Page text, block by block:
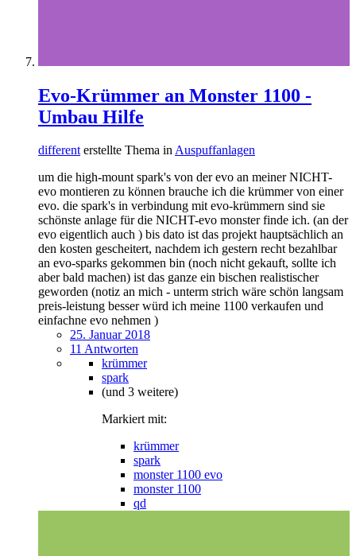
Evo-Krümmer an Monster 1100 -
Umbau Hilfe
differenterstellte Thema inAuspuffanlagen
um die high-mount spark's von der evo an meiner NICHT-
evo montieren zu können brauche ich die krümmer von einer
evo. die spark's in verbindung mit evo-krümmern sind sie
schönste anlage für die NICHT-evo monster finde ich. (an der
evo eigentlich auch ) bis dato ist das projekt hauptsächlich an
den kosten gescheitert, nachdem ich gestern recht bezahlbar
an evo-sparks gekommen bin (noch nicht gekauft, sollte ich
aber bald machen) ist das ganze ein bischen realistischer
geworden (notiz an mich - unterm strich wäre schön langsam
preis-leistung besser würd ich meine 1100 verkaufen und
einfachne evo nehmen )
25. Januar 2018
11 Antworten
krümmer
spark
(und 3 weitere)
Markiert mit:
krümmer
spark
monster 1100 evo
monster 1100
qd